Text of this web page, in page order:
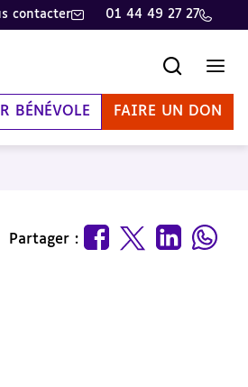
contacter 01 44 49 27 27
BÉNÉVOLE FAIRE UN DON
Partager :